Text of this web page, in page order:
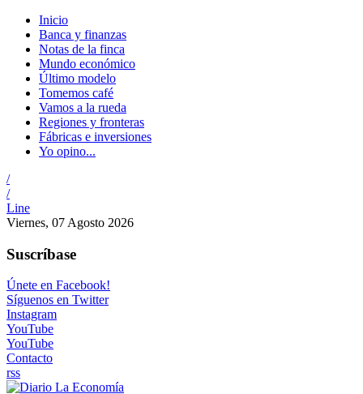
Inicio
Banca y finanzas
Notas de la finca
Mundo económico
Último modelo
Tomemos café
Vamos a la rueda
Regiones y fronteras
Fábricas e inversiones
Yo opino...
/
/
Line
Viernes, 07 Agosto 2026
Suscríbase
Únete en Facebook!
Síguenos en Twitter
Instagram
YouTube
YouTube
Contacto
rss